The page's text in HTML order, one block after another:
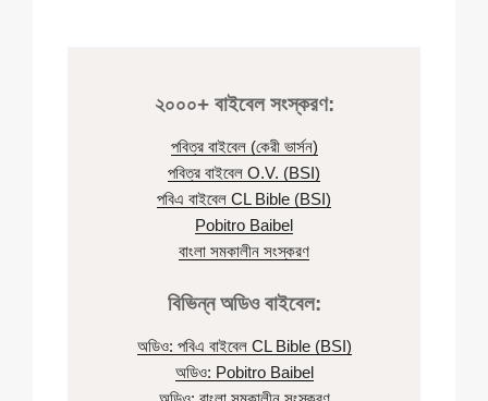
২০০০+ বাইবেল সংস্করণ:
পবিত্র বাইবেল (কেরী ভার্সন)
পবিত্র বাইবেল O.V. (BSI)
পবিএ বাইবেল CL Bible (BSI)
Pobitro Baibel
বাংলা সমকালীন সংস্করণ
বিভিন্ন অডিও বাইবেল:
অডিও: পবিএ বাইবেল CL Bible (BSI)
অডিও: Pobitro Baibel